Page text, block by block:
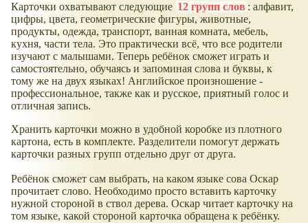
Карточки охватывают следующие 12 групп слов : алфавит,
цифры, цвета, геометрические фигуры, животные,
продукты, одежда, транспорт, ванная комната, мебель,
кухня, части тела. Это практически всё, что все родители
изучают с малышами. Теперь ребёнок сможет играть и
самостоятельно, обучаясь и запоминая слова и буквы, к
тому же на двух языках! Английское произношение -
профессиональное, также как и русское, приятный голос и
отличная запись.
Хранить карточки можно в удобной коробке из плотного
картона, есть в комплекте. Разделители помогут держать
карточки разных групп отдельно друг от друга.
Ребёнок сможет сам выбрать, на каком языке сова Оскар
прочитает слово. Необходимо просто вставить карточку
нужной стороной в ствол дерева. Оскар читает карточку на
том языке, какой стороной карточка обращена к ребёнку.